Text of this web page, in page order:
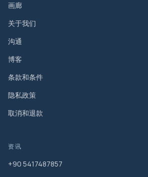
画廊
关于我们
沟通
博客
条款和条件
隐私政策
取消和退款
资讯
+90 5417487857